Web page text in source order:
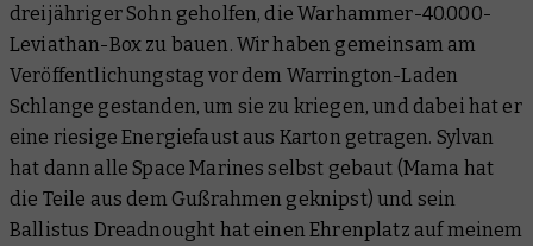
dreijähriger Sohn geholfen, die Warhammer-40.000-
Leviathan-Box zu bauen. Wir haben gemeinsam am
Veröffentlichungstag vor dem Warrington-Laden
Schlange gestanden, um sie zu kriegen, und dabei hat er
eine riesige Energiefaust aus Karton getragen. Sylvan
hat dann alle Space Marines selbst gebaut (Mama hat
die Teile aus dem Gußrahmen geknipst) und sein
Ballistus Dreadnought hat einen Ehrenplatz auf meinem